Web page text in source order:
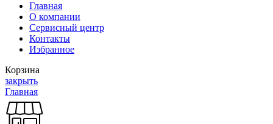
Главная
О компании
Сервисный центр
Контакты
Избранное
Корзина
закрыть
Главная